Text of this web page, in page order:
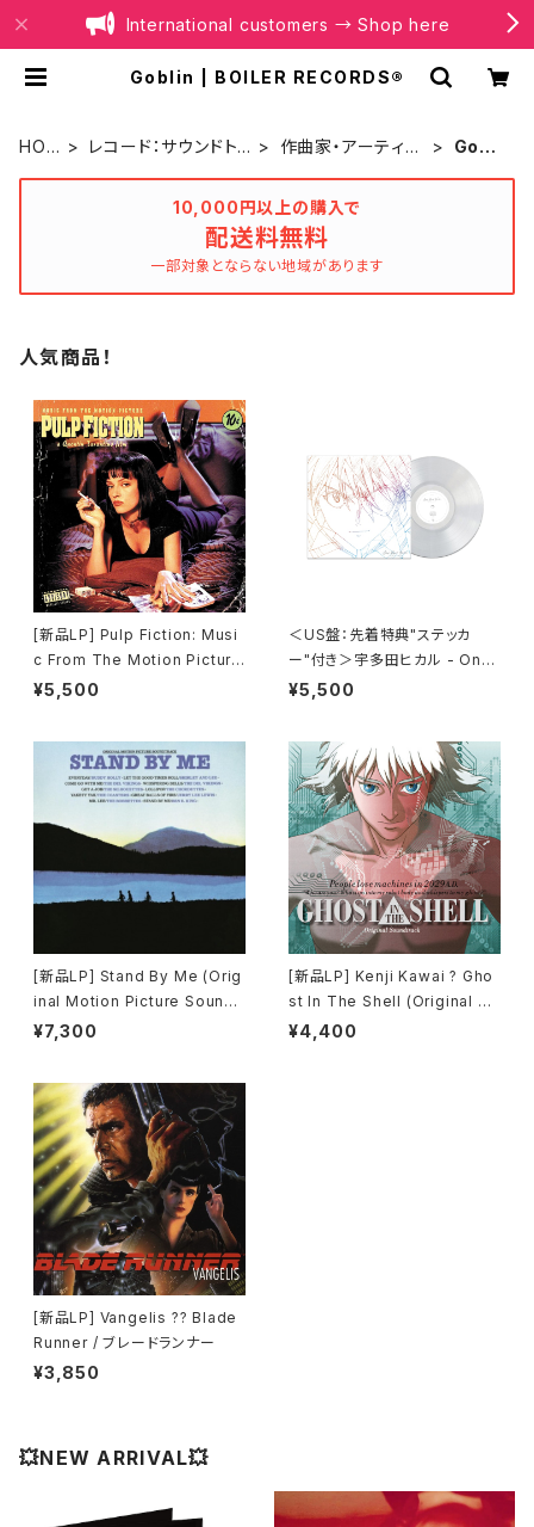
International customers → Shop here
Goblin | BOILER RECORDS®
HOM
レコード：サウンドト
作曲家・アーティス
Gobli
10,000円以上の購入で
配送料無料
一部対象とならない地域があります
人気商品！
[新品LP] Pulp Fiction: Musi
c From The Motion Picture
(180g) / パルプ・フィクション
¥5,500
＜US盤：先着特典"ステッカ
ー"付き＞宇多田ヒカル - One
Last Kiss (US Clear Vinyl)
¥5,500
[新品LP] Stand By Me (Orig
inal Motion Picture Soundt
rack) / スタンド・バイ・ミー
¥7,300
[新品LP] Kenji Kawai ? Gho
st In The Shell (Original So
undtrack) / GHOST IN THE
¥4,400
[新品LP] Vangelis ?? Blade
Runner / ブレードランナー
¥3,850
💥NEW ARRIVAL💥